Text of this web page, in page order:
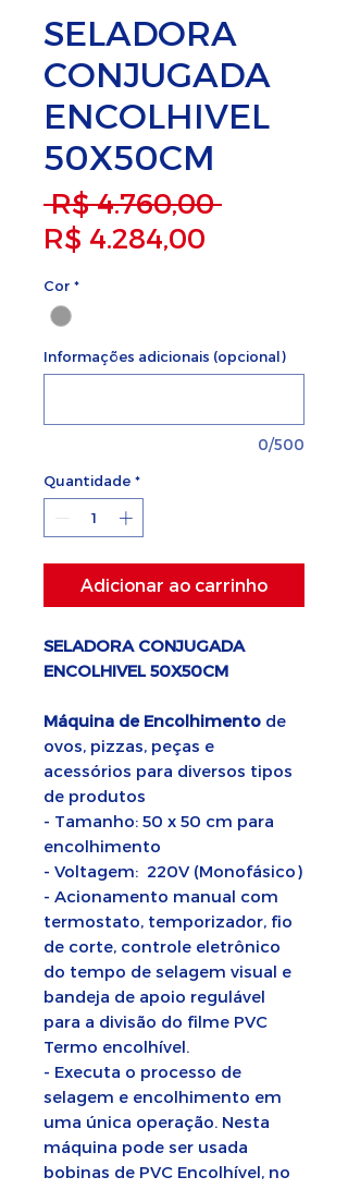
SELADORA
CONJUGADA
ENCOLHIVEL
50X50CM
R$ 4.760,00 Preço
R$ 4.284,00
Cor *
Informações adicionais (opcional)
0/500
Quantidade *
Adicionar ao carrinho
SELADORA CONJUGADA
ENCOLHIVEL 50X50CM
Máquina de Encolhimento de
ovos, pizzas, peças e
acessórios para diversos tipos
de produtos
- Tamanho: 50 x 50 cm para
encolhimento
- Voltagem: 220V (Monofásico)
- Acionamento manual com
termostato, temporizador, fio
de corte, controle eletrônico
do tempo de selagem visual e
bandeja de apoio regulável
para a divisão do filme PVC
Termo encolhível.
- Executa o processo de
selagem e encolhimento em
uma única operação. Nesta
máquina pode ser usada
bobinas de PVC Encolhível, no